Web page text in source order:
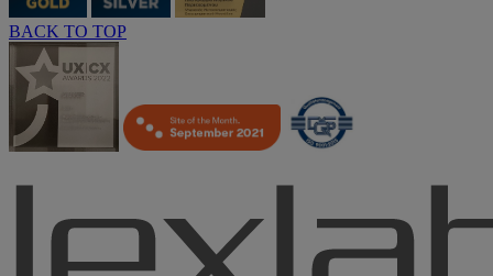
BACK TO TOP